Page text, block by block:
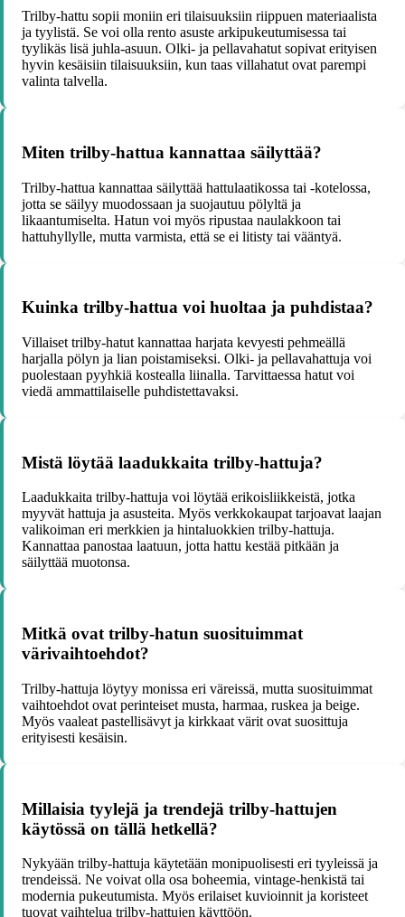
Trilby-hattu sopii moniin eri tilaisuuksiin riippuen materiaalista
ja tyylistä. Se voi olla rento asuste arkipukeutumisessa tai
tyylikäs lisä juhla-asuun. Olki- ja pellavahatut sopivat erityisen
hyvin kesäisiin tilaisuuksiin, kun taas villahatut ovat parempi
valinta talvella.
Miten trilby-hattua kannattaa säilyttää?
Trilby-hattua kannattaa säilyttää hattulaatikossa tai -kotelossa,
jotta se säilyy muodossaan ja suojautuu pölyltä ja
likaantumiselta. Hatun voi myös ripustaa naulakkoon tai
hattuhyllylle, mutta varmista, että se ei litisty tai vääntyä.
Kuinka trilby-hattua voi huoltaa ja puhdistaa?
Villaiset trilby-hatut kannattaa harjata kevyesti pehmeällä
harjalla pölyn ja lian poistamiseksi. Olki- ja pellavahattuja voi
puolestaan pyyhkiä kostealla liinalla. Tarvittaessa hatut voi
viedä ammattilaiselle puhdistettavaksi.
Mistä löytää laadukkaita trilby-hattuja?
Laadukkaita trilby-hattuja voi löytää erikoisliikkeistä, jotka
myyvät hattuja ja asusteita. Myös verkkokaupat tarjoavat laajan
valikoiman eri merkkien ja hintaluokkien trilby-hattuja.
Kannattaa panostaa laatuun, jotta hattu kestää pitkään ja
säilyttää muotonsa.
Mitkä ovat trilby-hatun suosituimmat
värivaihtoehdot?
Trilby-hattuja löytyy monissa eri väreissä, mutta suosituimmat
vaihtoehdot ovat perinteiset musta, harmaa, ruskea ja beige.
Myös vaaleat pastellisävyt ja kirkkaat värit ovat suosittuja
erityisesti kesäisin.
Millaisia tyylejä ja trendejä trilby-hattujen
käytössä on tällä hetkellä?
Nykyään trilby-hattuja käytetään monipuolisesti eri tyyleissä ja
trendeissä. Ne voivat olla osa boheemia, vintage-henkistä tai
modernia pukeutumista. Myös erilaiset kuvioinnit ja koristeet
tuovat vaihtelua trilby-hattujen käyttöön.